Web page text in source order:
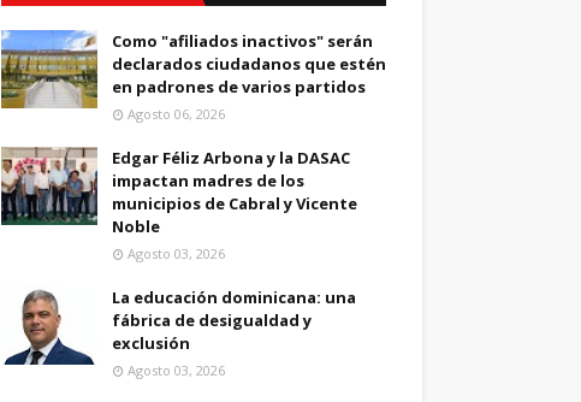
Como "afiliados inactivos" serán
declarados ciudadanos que estén
en padrones de varios partidos
Agosto 06, 2026
Edgar Féliz Arbona y la DASAC
impactan madres de los
municipios de Cabral y Vicente
Noble
Agosto 03, 2026
La educación dominicana: una
fábrica de desigualdad y
exclusión
Agosto 03, 2026